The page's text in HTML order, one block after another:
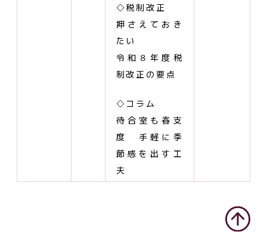
◇税制改正
押さえておき
たい
令和８年度税
制改正の要点
◇コラム
待合室も春支
度 手軽に季
節感を出す工
夫